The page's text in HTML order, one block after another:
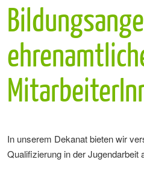
In unserem Dekanat bieten wir
Qualifizierung in der Jugendarbeit